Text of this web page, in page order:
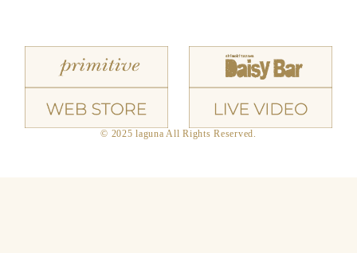
© 2025 laguna All Rights Reserved.